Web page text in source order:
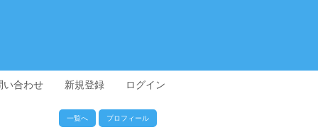
い合わせ 新規登録 ログイン
一覧へ プロフィール